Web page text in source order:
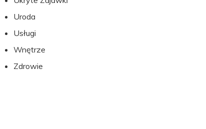
Uroda
Usługi
Wnętrze
Zdrowie